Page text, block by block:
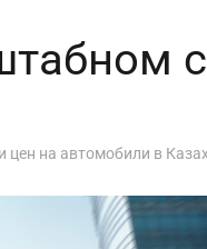
на автомобили в